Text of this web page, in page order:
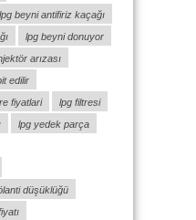
lpg beyni antifiriz kaçağı
lpg beyni donuyor
arızası
edilir
fiyatlari
lpg filtresi
lpg yedek parça
düşüklüğü